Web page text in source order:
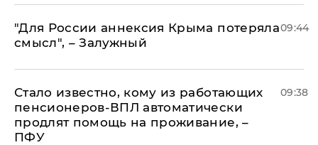
"Для России аннексия Крыма потеряла
смысл", – Залужный
09:44
Стало известно, кому из работающих
пенсионеров-ВПЛ автоматически
продлят помощь на проживание, –
ПФУ
09:38